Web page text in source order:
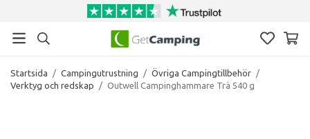
Startsida / Campingutrustning / Övriga Campingtillbehör /
Verktyg och redskap
/ Outwell Campinghammare Trä 540 g